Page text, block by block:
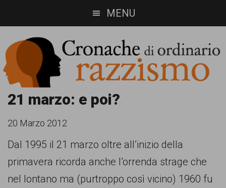
to
main
content
to
footer
MENU
Cronache
di
ordinario
razzismo
Cronachediordinariorazzismo.org
un
sito
informazione,
21 marzo: e poi?
20 Marzo 2012
Dal 1995 il 21 marzo oltre all’inizio della
primavera ricorda anche l’orrenda strage che
nel lontano ma (purtroppo così vicino) 1960 fu